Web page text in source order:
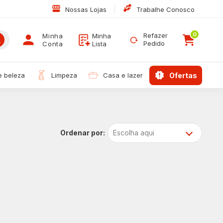
Nossas Lojas Trabalhe Conosco
Minha
Conta
Minha
Lista
Refazer
Pedido
0
beleza limpeza casa e lazer ofertas
Escolha aqui